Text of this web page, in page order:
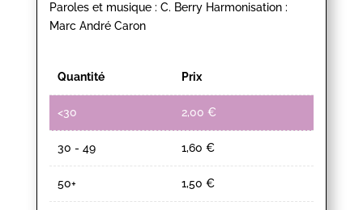
Paroles et musique : C. Berry Harmonisation :
Marc André Caron
Quantité Prix
<30 2,00 €
30 - 49 1,60 €
50+ 1,50 €